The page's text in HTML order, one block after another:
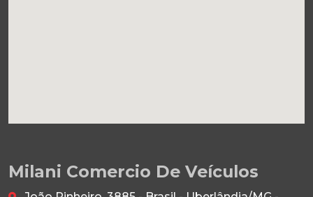
Milani Comercio De Veículos